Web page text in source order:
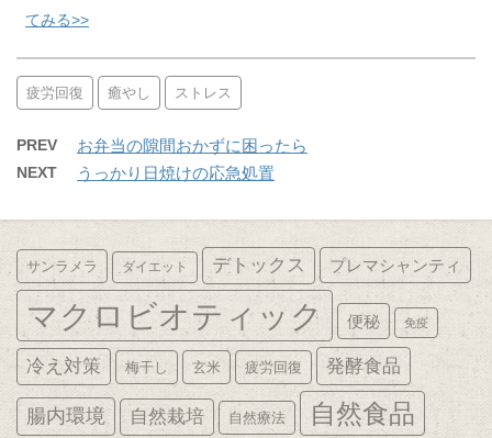
てみる>>
疲労回復 癒やし ストレス
PREV お弁当の隙間おかずに困ったら
NEXT うっかり日焼けの応急処置
サンラメラ ダイエット デトックス プレマシャンティ
マクロビオティック 便秘 免疫
冷え対策 梅干し 玄米 疲労回復 発酵食品
腸内環境 自然栽培 自然療法 自然食品